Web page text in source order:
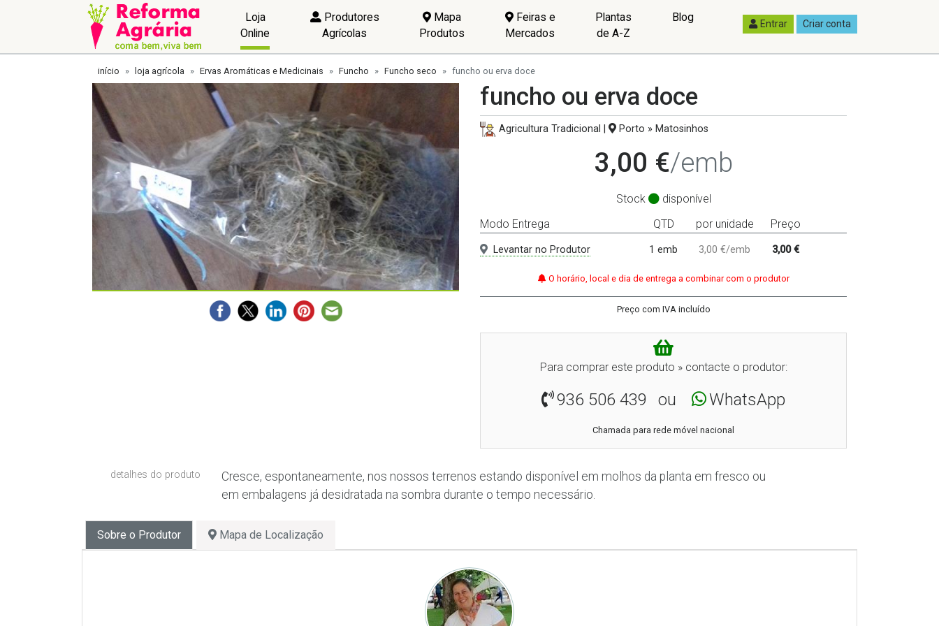
Loja
Online
Produtores
Agrícolas
Mapa
Produtos
Feiras e
Mercados
Plantas
de A-Z
Blog Entrar Criar conta
início loja agrícola Ervas Aromáticas e Medicinais Funcho Funcho seco funcho ou erva doce
funcho ou erva doce
Agricultura Tradicional | Porto » Matosinhos
3,00 €/emb
Stock
disponível
Modo Entrega
QTD por unidade Preço
Levantar no Produtor 1 emb 3,00 €/emb 3,00 €
O horário, local e dia de entrega a combinar com o produtor
Preço com IVA incluído
Para comprar este produto » contacte o produtor:
936 506 439 ou WhatsApp
Chamada para rede móvel nacional
detalhes do produto
Cresce, espontaneamente, nos nossos terrenos estando disponível em molhos da planta em fresco ou
em embalagens já desidratada na sombra durante o tempo necessário.
Sobre o Produtor Mapa de Localização